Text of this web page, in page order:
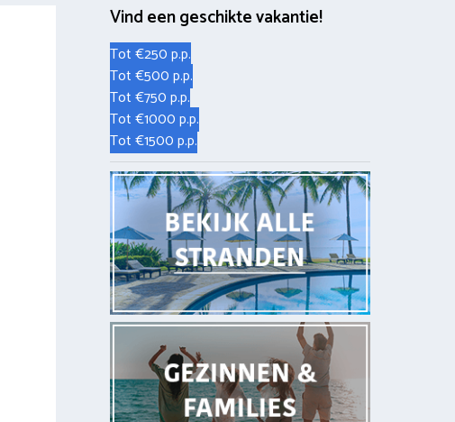
Vind een geschikte vakantie!
Tot €250 p.p.
Tot €500 p.p.
Tot €750 p.p.
Tot €1000 p.p.
Tot €1500 p.p.